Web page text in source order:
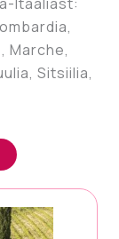
Marche,
Sitsiilia,